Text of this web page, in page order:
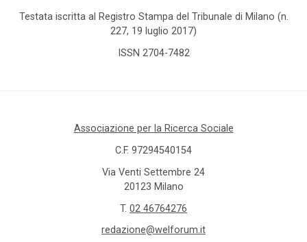
Testata iscritta al Registro Stampa del Tribunale di Milano (n.
227, 19 luglio 2017)
ISSN 2704-7482
Associazione per la Ricerca Sociale
C.F. 97294540154
Via Venti Settembre 24
20123 Milano
T. 02 46764276
redazione@welforum.it